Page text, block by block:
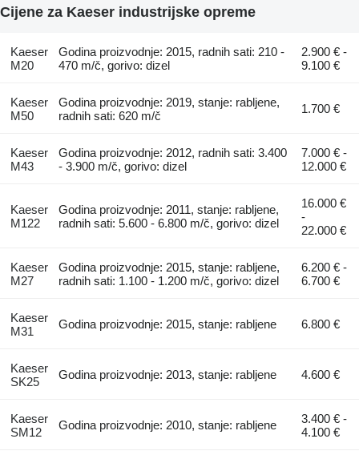
Cijene za Kaeser industrijske opreme
Kaeser
M20
Godina proizvodnje: 2015, radnih sati: 210 -
470 m/č, gorivo: dizel
2.900 € -
9.100 €
Kaeser
M50
Godina proizvodnje: 2019, stanje: rabljene,
radnih sati: 620 m/č
1.700 €
Kaeser
M43
Godina proizvodnje: 2012, radnih sati: 3.400
- 3.900 m/č, gorivo: dizel
7.000 € -
12.000 €
Kaeser
M122
Godina proizvodnje: 2011, stanje: rabljene,
radnih sati: 5.600 - 6.800 m/č, gorivo: dizel
16.000 €
-
22.000 €
Kaeser
M27
Godina proizvodnje: 2015, stanje: rabljene,
radnih sati: 1.100 - 1.200 m/č, gorivo: dizel
6.200 € -
6.700 €
Kaeser
M31
Godina proizvodnje: 2015, stanje: rabljene 6.800 €
Kaeser
SK25
Godina proizvodnje: 2013, stanje: rabljene 4.600 €
Kaeser
SM12
Godina proizvodnje: 2010, stanje: rabljene
3.400 € -
4.100 €